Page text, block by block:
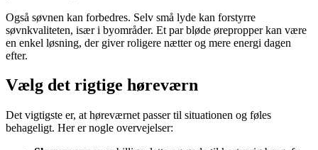
Også søvnen kan forbedres. Selv små lyde kan forstyrre
søvnkvaliteten, især i byområder. Et par bløde ørepropper kan være
en enkel løsning, der giver roligere nætter og mere energi dagen
efter.
Vælg det rigtige høreværn
Det vigtigste er, at høreværnet passer til situationen og føles
behageligt. Her er nogle overvejelser: